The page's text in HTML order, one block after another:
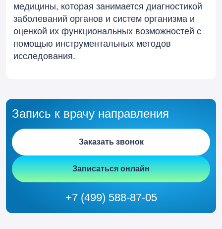
медицины, которая занимается диагностикой
заболеваний органов и систем организма и
оценкой их функциональных возможностей с
помощью инструментальных методов
исследования.
Запись к врачу направления
Заказать звонок
Записаться онлайн
+7 (499) 588-87-05